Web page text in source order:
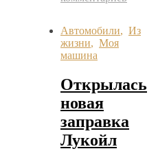
Автомобили, Из
жизни, Моя
машина
Открылась
новая
заправка
Лукойл